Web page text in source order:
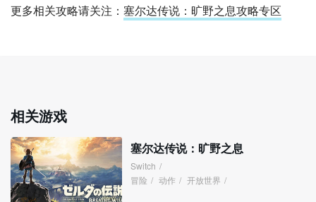
更多相关攻略请关注： 塞尔达传说：旷野之息攻略专区
相关游戏
塞尔达传说：旷野之息
Switch /
冒险 / 动作 / 开放世界 /